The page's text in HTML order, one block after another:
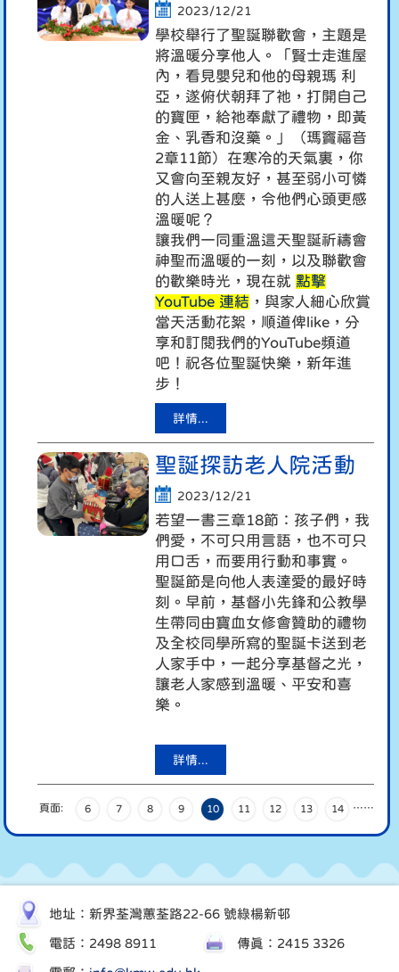
2023/12/21
學校舉行了聖誕聯歡會，主題是
將溫暖分享他人。「賢士走進屋
內，看見嬰兒和他的母親瑪 利
亞，遂俯伏朝拜了衪，打開自己
的寶匣，給衪奉獻了禮物，即黃
金、乳香和沒藥。」（瑪竇福音
2章11節）在寒冷的天氣裏，你
又會向至親友好，甚至弱小可憐
的人送上甚麼，令他們心頭更感
溫暖呢？
讓我們一同重溫這天聖誕祈禱會
神聖而溫暖的一刻，以及聯歡會
的歡樂時光，現在就 點擊
YouTube 連結 ，與家人細心欣賞
當天活動花絮，順道俾like，分
享和訂閱我們的YouTube頻道
吧！祝各位聖誕快樂，新年進
步！
詳情...
聖誕探訪老人院活動
2023/12/21
若望一書三章18節：孩子們，我
們愛，不可只用言語，也不可只
用口舌，而要用行動和事實。
聖誕節是向他人表達愛的最好時
刻。早前，基督小先鋒和公教學
生帶同由寶血女修會贊助的禮物
及全校同學所寫的聖誕卡送到老
人家手中，一起分享基督之光，
讓老人家感到溫暖、平安和喜
樂。
詳情...
頁面: …
6 7 8 9 10 11 12 13 14 …
地址：新界荃灣蕙荃路22-66 號綠楊新邨
電話：2498 8911 傳真：2415 3326